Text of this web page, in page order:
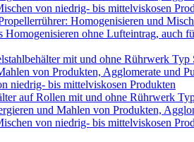
von niedrig- bis mittelviskosen
Homogenisieren und
Homogenisieren ohne Lufteintrag,
mit und ohne Rührwerk
von Produkten, Agglomerate und
niedrig- bis mittelviskosen Produkten
auf Rollen mit und ohne Rührwerk
und Mahlen von Produkten,
von niedrig- bis mittelviskosen